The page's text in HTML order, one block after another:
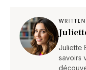
Juliette
savoirs